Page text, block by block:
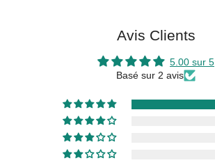
Avis Clients
5.00 sur 5
Basé sur 2 avis